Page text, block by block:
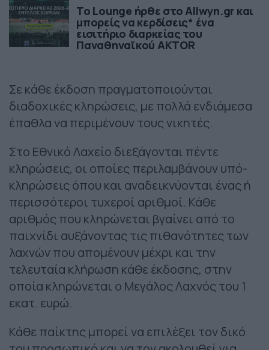
Το Lounge ήρθε στο Allwyn.gr και
μπορείς να κερδίσεις* ένα
εισιτήριο διαρκείας του
Παναθηναϊκού AKTOR
Σε κάθε έκδοση πραγματοποιούνται
διαδοχικές κληρώσεις, με πολλά ενδιάμεσα
έπαθλα να περιμένουν τους νικητές.
Στο Εθνικό Λαχείο διεξάγονται πέντε
κληρώσεις, οι οποίες περιλαμβάνουν υπό-
κληρώσεις όπου και αναδεικνύονται ένας ή
περισσότεροι τυχεροί αριθμοί. Κάθε
αριθμός που κληρώνεται βγαίνει από το
παιχνίδι αυξάνοντας τις πιθανότητες των
λαχνών που απομένουν μέχρι και την
τελευταία κλήρωση κάθε έκδοσης, στην
οποία κληρώνεται ο Μεγάλος Λαχνός του 1
εκατ. ευρώ.
Κάθε παίκτης μπορεί να επιλέξει τον δικό